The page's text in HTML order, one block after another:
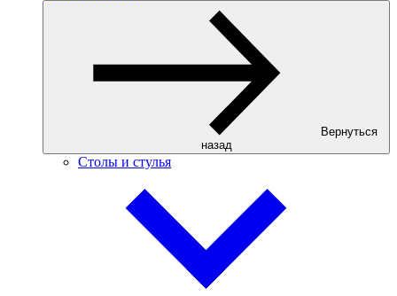
Вернуться
назад
Столы и стулья